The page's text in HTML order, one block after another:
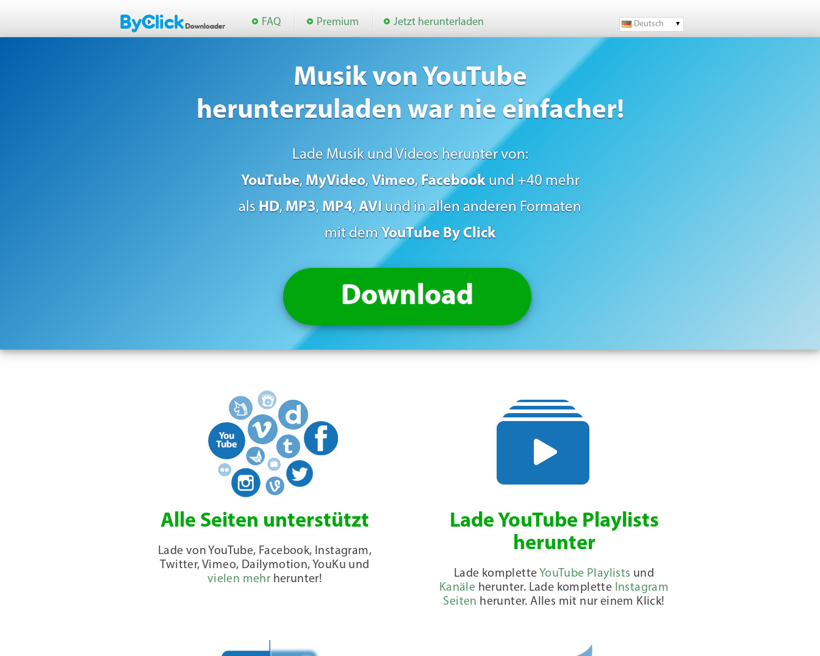
FAQ Premium Jetzt herunterladen Deutsch
Musik von YouTube
herunterzuladen war nie einfacher!
Lade Musik und Videos herunter von:
YouTube, MyVideo, Vimeo, Facebookund +40 mehr
als HD, MP3, MP4, AVI und in allen anderen Formaten
mit dem YouTube By Click
Download
Alle Seiten unterstützt
Lade von YouTube, Facebook, Instagram,
Twitter, Vimeo, Dailymotion, YouKu und
vielen mehrherunter!
Lade YouTube Playlists
herunter
Lade komplette YouTube Playlists und
Kanäle herunter. Lade komplette Instagram
Seiten herunter. Alles mit nur einem Klick!